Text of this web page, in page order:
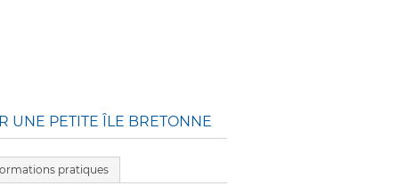
UNE PETITE ÎLE BRETONNE
pratiques